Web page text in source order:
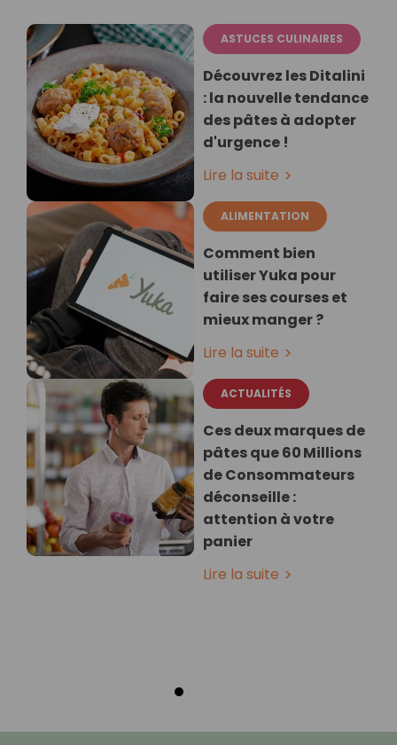
ASTUCES CULINAIRES
Découvrez les Ditalini
: la nouvelle tendance
des pâtes à adopter
d'urgence !
Lire la suite
ALIMENTATION
Comment bien
utiliser Yuka pour
faire ses courses et
mieux manger ?
Lire la suite
ACTUALITÉS
Ces deux marques de
pâtes que 60 Millions
de Consommateurs
déconseille :
attention à votre
panier
Lire la suite